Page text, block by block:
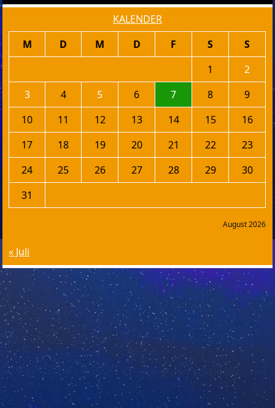
KALENDER
August 2026
M D M D F S
S
1
2
3
4 5 6 7 8
9
10
11 12 13 14 15
16
17
18 19 20 21 22
23
24
25 26 27 28 29
30
31
« Juli